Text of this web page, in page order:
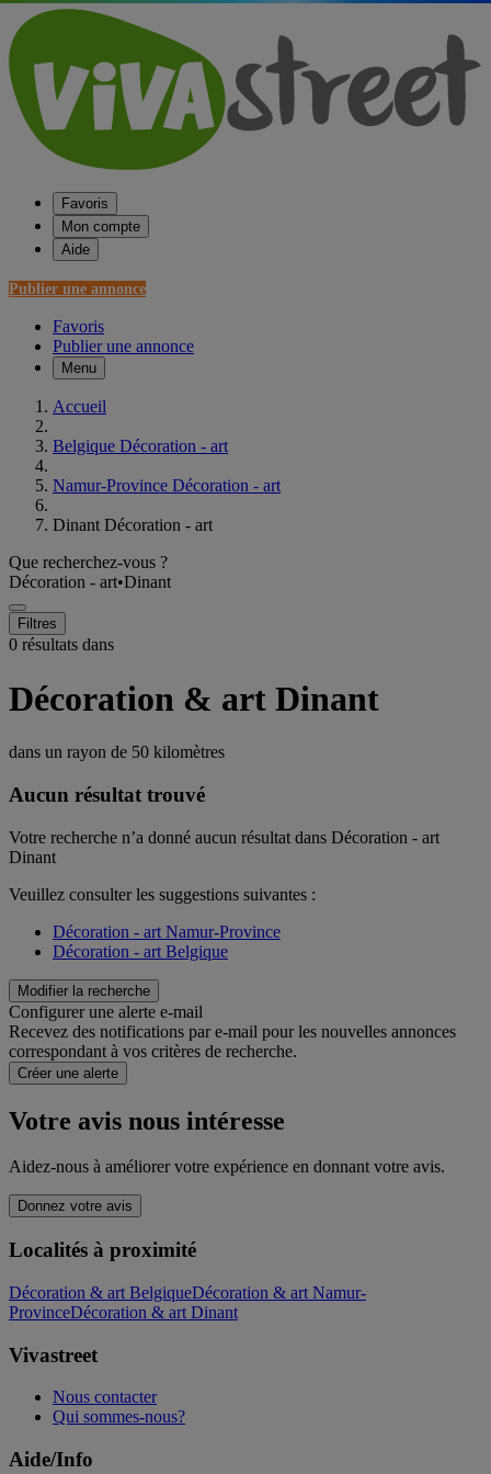
Favoris
Mon compte
Aide
Publier une annonce
Favoris
Publier une annonce
Menu
Accueil
Belgique Décoration - art
Namur-Province Décoration - art
Dinant Décoration - art
Que recherchez-vous ?
Décoration - art•Dinant
Filtres
0 résultats dans
Décoration & art Dinant
dans un rayon de 50 kilomètres
Aucun résultat trouvé
Votre recherche n’a donné aucun résultat dans Décoration - art
Dinant
Veuillez consulter les suggestions suivantes :
Décoration - art Namur-Province
Décoration - art Belgique
Modifier la recherche
Configurer une alerte e-mail
Recevez des notifications par e-mail pour les nouvelles annonces
correspondant à vos critères de recherche.
Créer une alerte
Votre avis nous intéresse
Aidez-nous à améliorer votre expérience en donnant votre avis.
Donnez votre avis
Localités à proximité
Décoration & art BelgiqueDécoration & art Namur-
ProvinceDécoration & art Dinant
Vivastreet
Nous contacter
Qui sommes-nous?
Aide/Info